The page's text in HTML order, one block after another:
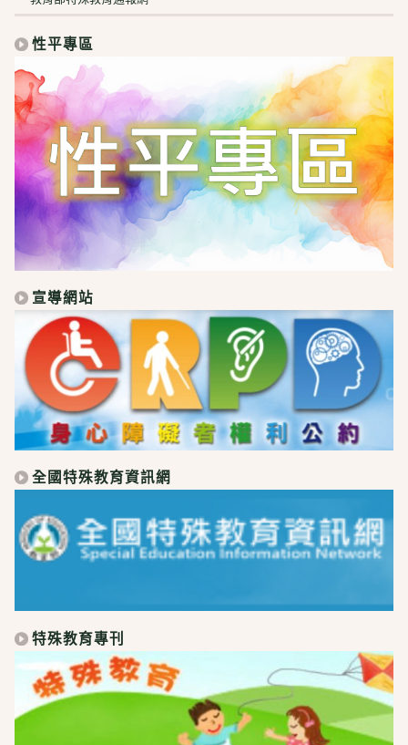
性平專區
宣導網站
全國特殊教育資訊網
特殊教育專刊